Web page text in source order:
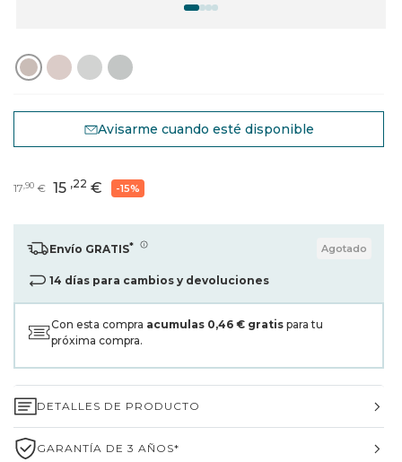
Avisarme cuando esté disponible
17 ,90 € 15 ,22 € -15%
Envío GRATIS* Agotado
14 días para cambios y devoluciones
Con esta compra acumulas 0,46 € gratis para tu
próxima compra.
DETALLES DE PRODUCTO
GARANTÍA DE 3 AÑOS*